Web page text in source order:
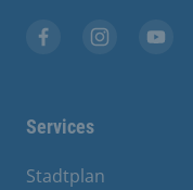
Services
Stadtplan